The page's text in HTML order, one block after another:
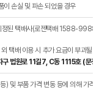
이 손실 및 파손 되었을 경우
정된 택배사(로젠택배 1588-9988)
배 이용 시 추가 요금이 부과될 수
구 법원로 11길7, C동 1115호 (문정
) 및 부품 가격 변동 등에 의해 가격